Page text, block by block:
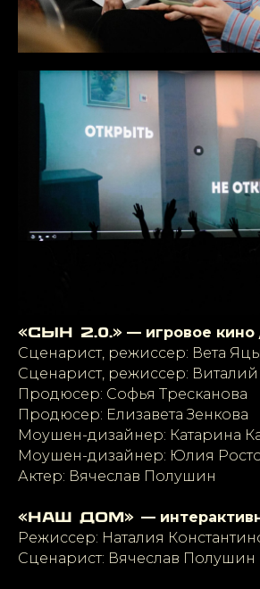
«Сын 2.0.» — игровое кино
Сценарист, режиссер: Вета
Сценарист, режиссер:
Продюсер: Софья Тресканова
Продюсер: Елизавета Зенкова
Моушен-дизайнер: Катарина
Моушен-дизайнер: Юлия
Актер: Вячеслав Полушин
«Наш дом» —
Режиссер: Наталия
Сценарист: Вячеслав Полушин